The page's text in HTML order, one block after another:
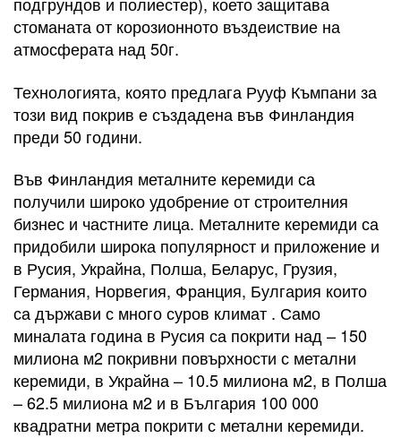
стоманата от корозионното въздеиствие на
атмосферата над 50г.
Технологията, която предлага Рууф Къмпани за
този вид покрив е създадена във Финландия
преди 50 години.
Във Финландия металните керемиди са
получили широко удобрение от строителния
бизнес и частните лица. Металните керемиди са
придобили широка популярност и приложение и
в Русия, Украйна, Полша, Беларус, Грузия,
Германия, Норвегия, Франция, Булгария които
са държави с много суров климат . Само
миналата година в Русия са покрити над – 150
милиона м2 покривни повърхности с метални
керемиди, в Украйна – 10.5 милиона м2, в Полша
– 62.5 милиона м2 и в България 100 000
квадратни метра покрити с метални керемиди.